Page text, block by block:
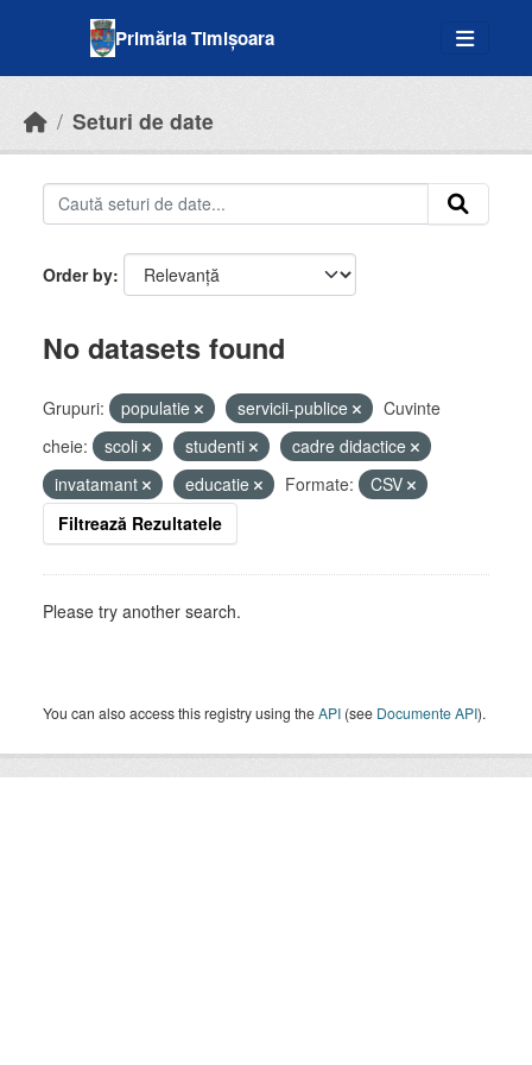
Primăria Timișoara
Seturi de date
Order by
No datasets found
Grupuri: populatie servicii-publice
Cuvinte
cheie:
scoli studenti
cadre didactice
invatamant
educatie Formate:
CSV
Filtrează Rezultatele
Please try another search.
You can also access this registry using theAPI (see Documente API).